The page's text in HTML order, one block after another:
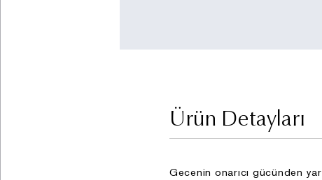
Ürün Detayları
Gecenin onarıcı gücünden